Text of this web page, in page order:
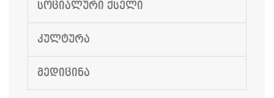
ᲡᲝᲪᲘᲐᲚᲣᲠᲘ ᲥᲡᲔᲚᲘ
ᲙᲣᲚᲢᲣᲠᲐ
ᲛᲔᲓᲘᲪᲘᲜᲐ